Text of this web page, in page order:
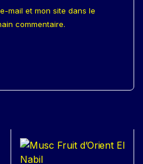
mail et mon site dans le
commentaire.